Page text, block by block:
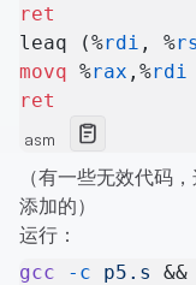
ret
leaq (%rdi , %
movq %rax ,%rdi
ret
asm
（有一些无效代码
添加的）
运行：
gcc -c p5.s &&